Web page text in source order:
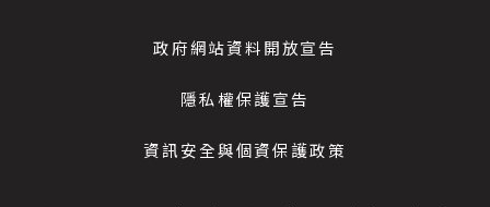
政府網站資料開放宣告
隱私權保護宣告
資訊安全與個資保護政策